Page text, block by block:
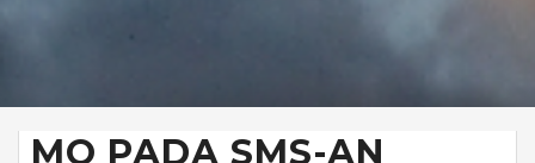
MO PADA SMS-AN